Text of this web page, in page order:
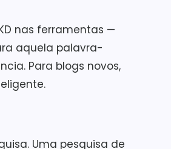
nas ferramentas —
aquela palavra-
Para blogs novos,
Uma pesquisa de